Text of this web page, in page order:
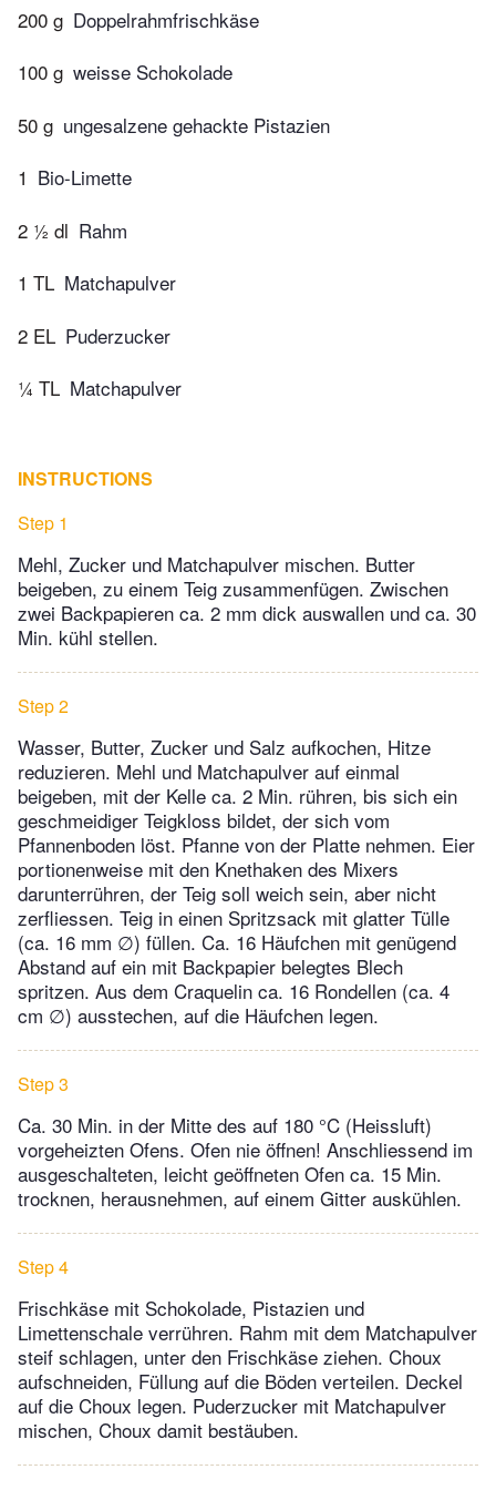
200 g Doppelrahmfrischkäse
100 g weisse Schokolade
50 g ungesalzene gehackte Pistazien
1 Bio-Limette
2 ½ dl Rahm
1 TL Matchapulver
2 EL Puderzucker
¼ TL Matchapulver
INSTRUCTIONS
Step 1
Mehl, Zucker und Matchapulver mischen. Butter
beigeben, zu einem Teig zusammenfügen. Zwischen
zwei Backpapieren ca. 2 mm dick auswallen und ca. 30
Min. kühl stellen.
Step 2
Wasser, Butter, Zucker und Salz aufkochen, Hitze
reduzieren. Mehl und Matchapulver auf einmal
beigeben, mit der Kelle ca. 2 Min. rühren, bis sich ein
geschmeidiger Teigkloss bildet, der sich vom
Pfannenboden löst. Pfanne von der Platte nehmen. Eier
portionenweise mit den Knethaken des Mixers
darunterrühren, der Teig soll weich sein, aber nicht
zerfliessen. Teig in einen Spritzsack mit glatter Tülle
(ca. 16 mm ∅) füllen. Ca. 16 Häufchen mit genügend
Abstand auf ein mit Backpapier belegtes Blech
spritzen. Aus dem Craquelin ca. 16 Rondellen (ca. 4
cm ∅) ausstechen, auf die Häufchen legen.
Step 3
Ca. 30 Min. in der Mitte des auf 180 °C (Heissluft)
vorgeheizten Ofens. Ofen nie öffnen! Anschliessend im
ausgeschalteten, leicht geöffneten Ofen ca. 15 Min.
trocknen, herausnehmen, auf einem Gitter auskühlen.
Step 4
Frischkäse mit Schokolade, Pistazien und
Limettenschale verrühren. Rahm mit dem Matchapulver
steif schlagen, unter den Frischkäse ziehen. Choux
aufschneiden, Füllung auf die Böden verteilen. Deckel
auf die Choux legen. Puderzucker mit Matchapulver
mischen, Choux damit bestäuben.